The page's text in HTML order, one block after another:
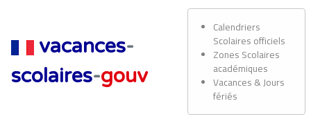
vacances-
scolaires-gouv
Calendriers
Scolaires officiels
Zones Scolaires
académiques
Vacances & Jours
fériés